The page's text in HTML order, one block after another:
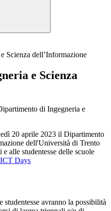
Scienza dell’Informazione
e Scienza
di Ingegneria e
20 aprile 2023 il Dipartimento
dell'Università di Trento
alle studentesse delle scuole
ICT Days
studentesse avranno la possibilità